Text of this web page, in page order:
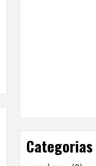
Categorias